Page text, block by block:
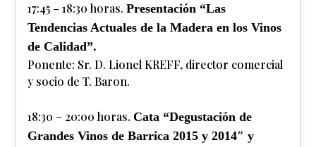
17:45 – 18:30 horas. Presentación “Las
Tendencias Actuales de la Madera en los Vinos
de Calidad”.
Ponente: Sr. D. Lionel KREFF, director comercial
y socio de T. Baron.
18:30 – 20:00 horas. Cata “Degustación de
Grandes Vinos de Barrica 2015 y 2014″ y